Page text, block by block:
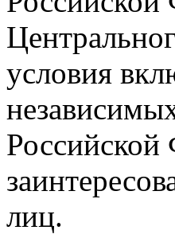
условия
Российской
лиц.